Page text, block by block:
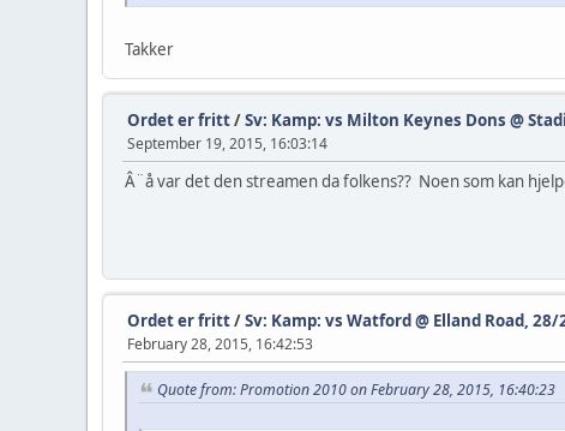
Takker
Ordet er fritt/Sv: Kamp: vs Milton Keynes Dons @
September 19, 2015, 16:03:14
Â¨å var det den streamen da folkens?? Noen som kan
Ordet er fritt/Sv: Kamp: vs Watford @ Elland Road,
February 28, 2015, 16:42:53
Quote from: Promotion 2010 on February 28, 2015, 16:40:23